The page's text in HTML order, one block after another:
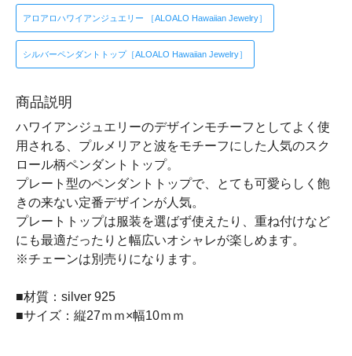
アロアロハワイアンジュエリー ［ALOALO Hawaiian Jewelry］
シルバーペンダントトップ［ALOALO Hawaiian Jewelry］
商品説明
ハワイアンジュエリーのデザインモチーフとしてよく使
用される、プルメリアと波をモチーフにした人気のスク
ロール柄ペンダントトップ。
プレート型のペンダントトップで、とても可愛らしく飽
きの来ない定番デザインが人気。
プレートトップは服装を選ばず使えたり、重ね付けなど
にも最適だったりと幅広いオシャレが楽しめます。
※チェーンは別売りになります。
■材質：silver 925
■サイズ：縦27ｍｍ×幅10ｍｍ